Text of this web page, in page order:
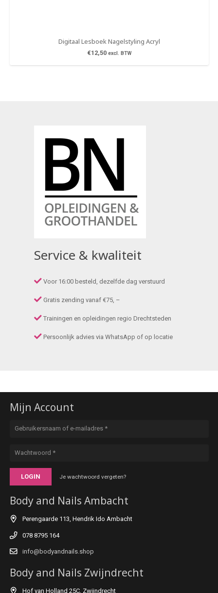
Digitaal Lesboek Nagelstyling Acryl
€12,50 excl. BTW
Service & kwaliteit
Voor 16:00 besteld, dezelfde dag verstuurd
Gratis zending vanaf €75, –
Trainingen en opleidingen regio Drechtsteden
Persoonlijk advies via WhatsApp of op locatie
Mijn Account
LOGIN Je wachtwoord vergeten?
Body and Nails Ambacht
Perengaarde 113, Hendrik Ido Ambacht
078 8795 164
info@bodyandnails.shop
Body and Nails Zwijndrecht
Hof van Holland 25C, Zwijndrecht